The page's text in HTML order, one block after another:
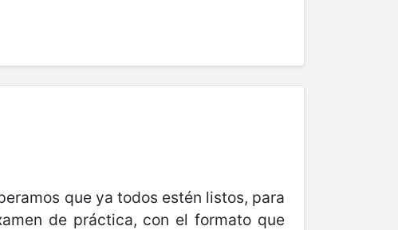
que ya todos estén listos, para
de práctica, con el formato que